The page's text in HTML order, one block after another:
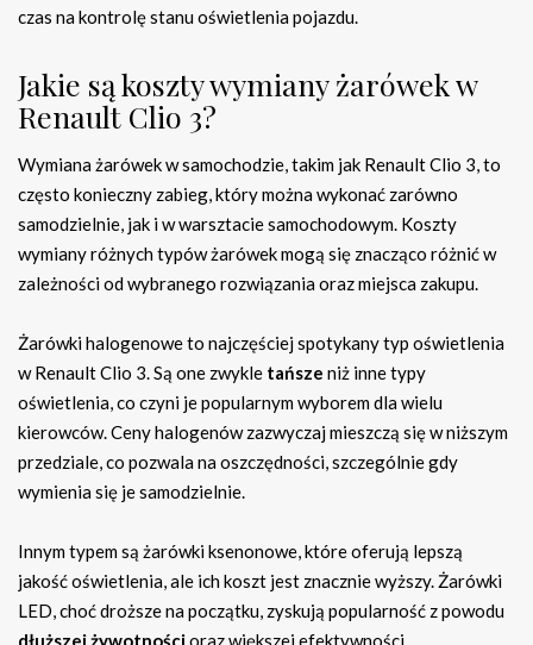
czas na kontrolę stanu oświetlenia pojazdu.
Jakie są koszty wymiany żarówek w
Renault Clio 3?
Wymiana żarówek w samochodzie, takim jak Renault Clio 3, to
często konieczny zabieg, który można wykonać zarówno
samodzielnie, jak i w warsztacie samochodowym. Koszty
wymiany różnych typów żarówek mogą się znacząco różnić w
zależności od wybranego rozwiązania oraz miejsca zakupu.
Żarówki halogenowe to najczęściej spotykany typ oświetlenia
w Renault Clio 3. Są one zwykle tańsze niż inne typy
oświetlenia, co czyni je popularnym wyborem dla wielu
kierowców. Ceny halogenów zazwyczaj mieszczą się w niższym
przedziale, co pozwala na oszczędności, szczególnie gdy
wymienia się je samodzielnie.
Innym typem są żarówki ksenonowe, które oferują lepszą
jakość oświetlenia, ale ich koszt jest znacznie wyższy. Żarówki
LED, choć droższe na początku, zyskują popularność z powodu
dłuższej żywotnościoraz większej efektywności